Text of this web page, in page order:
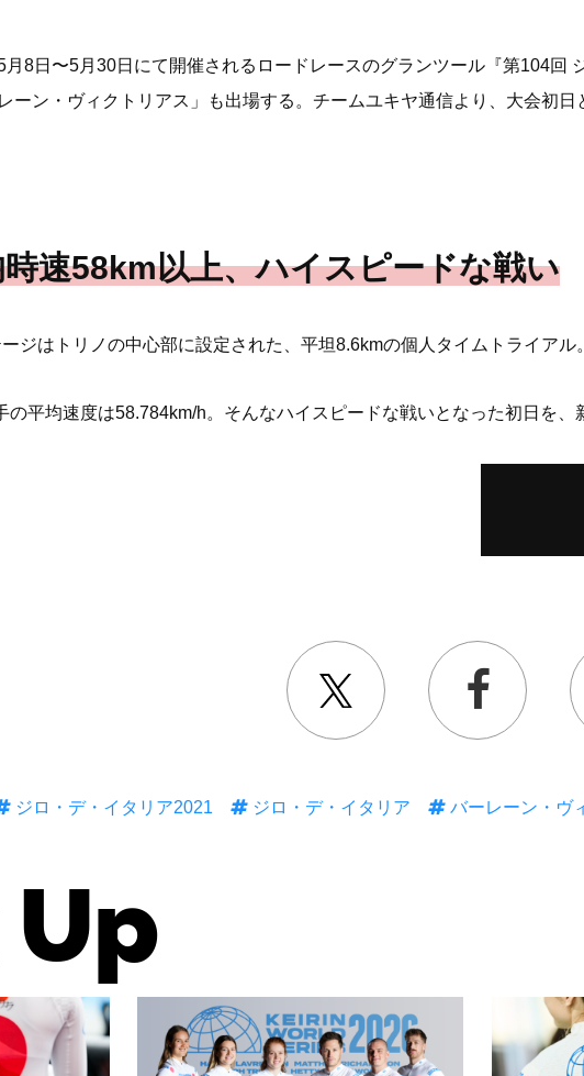
月8日〜5月30日にて開催されるロードレースのグランツール『第104回
ーン・ヴィクトリアス」も出場する。チームユキヤ通信より、大会初
速58km以上、ハイスピードな戦い
ジはトリノの中心部に設定された、平坦8.6kmの個人タイムトライアル。
の平均速度は58.784km/h。そんなハイスピードな戦いとなった初日を、
ジロ・デ・イタリア2021 ジロ・デ・イタリア バーレーン・ヴ